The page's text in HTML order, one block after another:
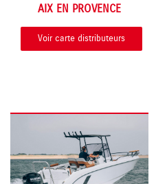
AIX EN PROVENCE
Voir carte distributeurs